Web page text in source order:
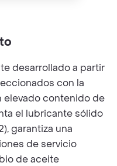
desarrollado a partir
con la
elevado contenido de
el lubricante sólido
garantiza una
de servicio
de aceite